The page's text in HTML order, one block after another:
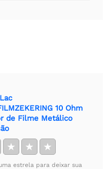
10 Ohm
de Filme Metálico
★ ★ ★
estrela para deixar sua